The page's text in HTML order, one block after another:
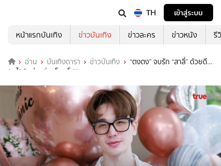
TH
เข้าสู่ระบบ
หน้าแรกบันเทิง
ข่าวบันเทิง ข่าวละคร ข่าวหนัง รี
อ่าน บันเทิงดารา ข่าวบันเทิง
“ตงตง” จบรัก “สาลี่” ด้วยดี
ยันไร้มือที่ 3 ลั่น! โสด โฟกัสงาน